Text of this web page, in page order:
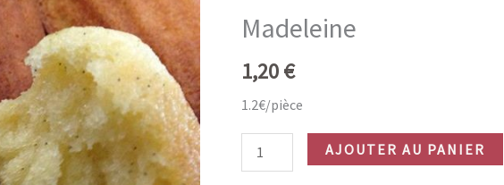
Madeleine
1,20€
1.2€/pièce
quantité
de
AJOUTER AU PANIER